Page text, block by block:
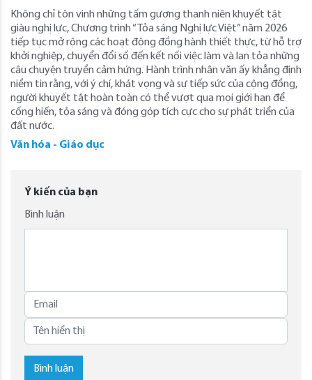
Không chỉ tôn vinh những tấm gương thanh niên khuyết tật
giàu nghị lực, Chương trình “Tỏa sáng Nghị lực Việt” năm 2026
tiếp tục mở rộng các hoạt động đồng hành thiết thực, từ hỗ trợ
khởi nghiệp, chuyển đổi số đến kết nối việc làm và lan tỏa những
câu chuyện truyền cảm hứng. Hành trình nhân văn ấy khẳng định
niềm tin rằng, với ý chí, khát vọng và sự tiếp sức của cộng đồng,
người khuyết tật hoàn toàn có thể vượt qua mọi giới hạn để
cống hiến, tỏa sáng và đóng góp tích cực cho sự phát triển của
đất nước.
Văn hóa - Giáo dục
Ý kiến của bạn
Bình luận
Bình luận